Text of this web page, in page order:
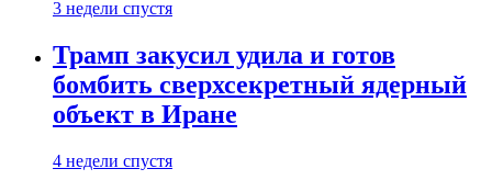
3 недели спустя
Трамп закусил удила и готов
бомбить сверхсекретный ядерный
объект в Иране
4 недели спустя